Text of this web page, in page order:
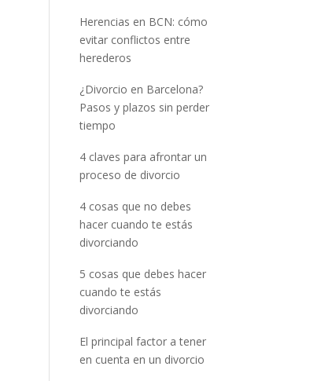
Herencias en BCN: cómo
evitar conflictos entre
herederos
¿Divorcio en Barcelona?
Pasos y plazos sin perder
tiempo
4 claves para afrontar un
proceso de divorcio
4 cosas que no debes
hacer cuando te estás
divorciando
5 cosas que debes hacer
cuando te estás
divorciando
El principal factor a tener
en cuenta en un divorcio